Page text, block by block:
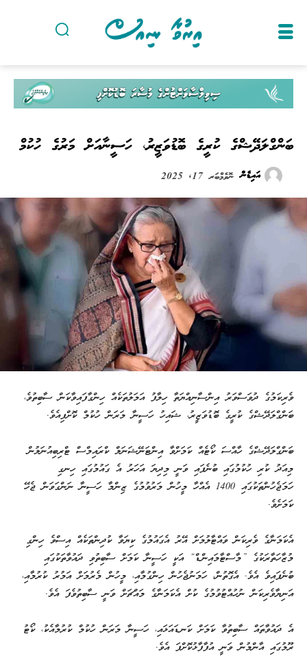
ބަންގްލަދޭޝްގެ ކުރީގެ ބޮޑުވަޒީރު، ހަސީނާއަށް މަރުގެ ހުކުމް
އައިޑެން ނޮވެމްބަރ 17, 2025
ވެރިކަމުގެ ދުވަސްވަރު އިންސާނިއްޔަތާ ހިލާފު އަމަލުތަކެއް ހިންގާފައިވާކަން ސާބިތުވެ،
ބަންގްލަދޭޝްގެ ކުރީގެ ބޮޑުވަޒީރު، ޝައިހު ހަސީނާ މަރަން ހުކުމް ކޮށްފިއެވެ.
ބަންގްލަދޭޝްގެ ހާއްސަ ކޯޓެއް ކަމަށްވާ އިންޓަނޭޝަނަލް ކްރައިމްސް ޓްރިބިއުނަލުން
މިއަދު ކުރި ހުކުމުގައި ބުނެފައި ވަނީ މިދިޔަ އަހަރު އެ ގައުމުގައި ހިނގި
ހަމަޖެހުންތަކުގައި 1400 އެއްހާ މީހުން މަރުވުމުގެ ޒިންމާ ހަސީނާ ނަންގަވަން ޖެހޭ
ކަމަށެވެ.
އެކަމަނާގެ ވެރިކަން ވައްޓާލުމަށް އޭރު އެގައުމުގެ ކިޔަވާ ކުދިންތަކެއް އިސްވެ ހިންގި
މުޒާހަތާރަކުގެ ”މާސްޓާމައިންޑް“ އަކީ ހަސީނާ ކަމަށް ސާބިތުވި ދައުވާތަކުގައި
ބުނެފައިވެ އެވެ. އެގޮތުން، ހަމަނުޖެހުން ހިންގުމާއި، މީހުން މެރުމަށް އަމުރު ކުރުމާއި،
އަނިޔާވެރިކަން ނުހުއްޓުވުމުގެ ކުށް އެކަމަނާގެ މައްޗަށް ވަނީ ސާބިތުވެފަ އެވެ.
އެ ދައުވާތައް ސާބިތުވާ ކަމަށް ކަނޑައަޅައި، ހަސީނާ މަރަން ހުކުމް ކުރުމާއެކު، ކޯޓު
ރޫމުގައި އާންމުން ވަނީ އުފާފާޅުކޮށްފަ އެވެ.